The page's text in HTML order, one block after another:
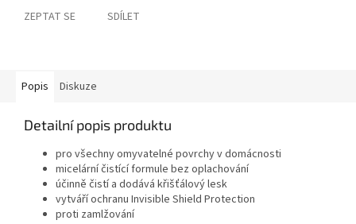
ZEPTAT SE SDÍLET
Popis Diskuze
Detailní popis produktu
pro všechny omyvatelné povrchy v domácnosti
micelární čistící formule bez oplachování
účinně čistí a dodává křišťálový lesk
vytváří ochranu Invisible Shield Protection
proti zamlžování